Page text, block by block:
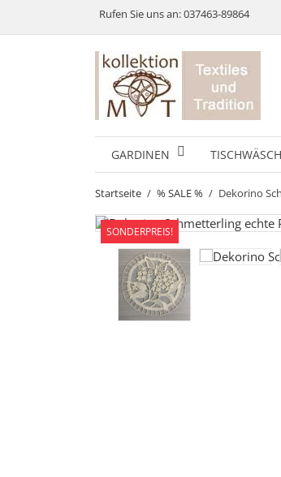
Rufen Sie uns an:037463-89864
GARDINEN
Startseite % SALE % Dekorino
SONDERPREIS!